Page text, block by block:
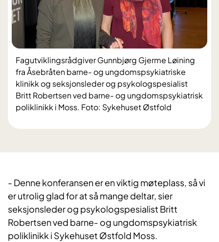
Fagutviklingsrådgiver Gunnbjørg Gjerme Løining
fra Åsebråten barne- og ungdomspsykiatriske
klinikk og seksjonsleder og psykologspesialist
Britt Robertsen ved barne- og ungdomspsykiatrisk
poliklinikk i Moss. Foto: Sykehuset Østfold
​- Denne konferansen er en viktig møteplass, så vi
er utrolig glad for at så mange deltar, sier
seksjonsleder og psykologspesialist Britt
Robertsen ved barne- og ungdomspsykiatrisk
poliklinikk i Sykehuset Østfold Moss.